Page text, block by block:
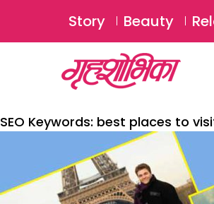
Story Beauty
SEO Keywords: best places to